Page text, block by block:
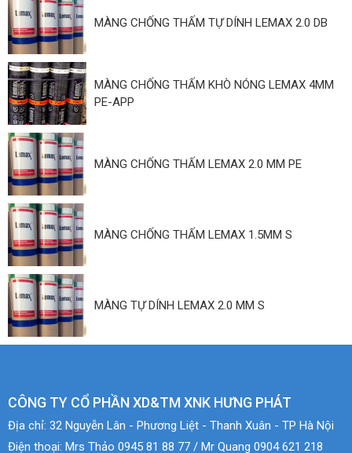
MÀNG CHỐNG THẤM TỰ DÍNH LEMAX 2.0 DB
MÀNG CHỐNG THẤM KHÒ NÓNG LEMAX 4MM
PE-APP
MÀNG CHỐNG THẤM LEMAX 2.0 MM PE
MÀNG CHỐNG THẤM LEMAX 1.5MM S
MÀNG TỰ DÍNH LEMAX 2.0 MM S
CÔNG TY CỔ PHẦN XD&TM XNK HƯNG PHÁT
Địa chỉ: 32 Nguyễn Lân - Phương Liệt - Thanh Xuân - TP Hà Nội
Điện thoại: Mrs Thảo 0945 81 88 77 / Mr Quang 0904 621 218